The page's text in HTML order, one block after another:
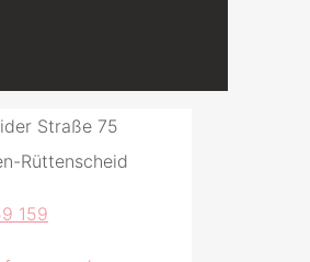
Straße 75
Rüttenscheid
159